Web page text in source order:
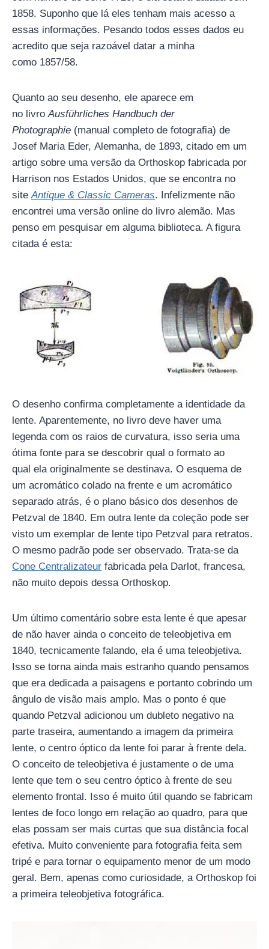
1858. Suponho que lá eles tenham mais acesso a
essas informações. Pesando todos esses dados eu
acredito que seja razoável datar a minha
como 1857/58.
Quanto ao seu desenho, ele aparece em
no livroAusführliches Handbuch der
Photographie (manual completo de fotografia) de
Josef Maria Eder, Alemanha, de 1893, citado em um
artigo sobre uma versão da Orthoskop fabricada por
Harrison nos Estados Unidos, que se encontra no
siteAntique & Classic Cameras. Infelizmente não
encontrei uma versão online do livro alemão. Mas
penso em pesquisar em alguma biblioteca. A figura
citada é esta:
O desenho confirma completamente a identidade da
lente. Aparentemente, no livro deve haver uma
legenda com os raios de curvatura, isso seria uma
ótima fonte para se descobrir qual o formato ao
qual ela originalmente se destinava. O esquema de
um acromático colado na frente e um acromático
separado atrás, é o plano básico dos desenhos de
Petzval de 1840. Em outra lente da coleção pode ser
visto um exemplar de lente tipo Petzval para retratos.
O mesmo padrão pode ser observado. Trata-se da
Cone Centralizateur fabricada pela Darlot, francesa,
não muito depois dessa Orthoskop.
Um último comentário sobre esta lente é que apesar
de não haver ainda o conceito de teleobjetiva em
1840, tecnicamente falando, ela é uma teleobjetiva.
Isso se torna ainda mais estranho quando pensamos
que era dedicada a paisagens e portanto cobrindo um
ângulo de visão mais amplo. Mas o ponto é que
quando Petzval adicionou um dubleto negativo na
parte traseira, aumentando a imagem da primeira
lente, o centro óptico da lente foi parar à frente dela.
O conceito de teleobjetiva é justamente o de uma
lente que tem o seu centro óptico à frente de seu
elemento frontal. Isso é muito útil quando se fabricam
lentes de foco longo em relação ao quadro, para que
elas possam ser mais curtas que sua distância focal
efetiva. Muito conveniente para fotografia feita sem
tripé e para tornar o equipamento menor de um modo
geral. Bem, apenas como curiosidade, a Orthoskop foi
a primeira teleobjetiva fotográfica.